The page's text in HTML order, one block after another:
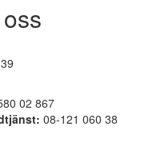
02 867
08-121 060 38